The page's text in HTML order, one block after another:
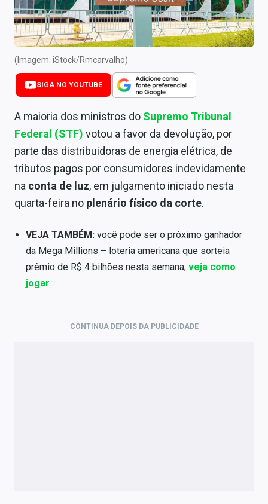
Carteiras Recomendadas
Central de Dividendos
Central de Fundos Imobiliários
Central dos IPOs
Renda Fixa
Finanças Pessoais
Mercados
Economia
Política
(Imagem: iStock/Rmcarvalho)
SIGA NO YOUTUBE
A maioria dos ministros do Supremo Tribunal
Federal (STF) votou a favor da devolução, por
parte das distribuidoras de energia elétrica, de
tributos pagos por consumidores indevidamente
na conta de luz, em julgamento iniciado nesta
quarta-feira no plenário físico da corte.
VEJA TAMBÉM:você pode ser o próximo ganhador
da Mega Millions – loteria americana que sorteia
prêmio de R$ 4 bilhões nesta semana;veja como
jogar
CONTINUA DEPOIS DA PUBLICIDADE